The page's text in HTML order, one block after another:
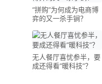
“拼购”为何成为电商博
弈的又一杀手锏？
无人餐厅喜忧参半，要
成还得看“暖科技”？